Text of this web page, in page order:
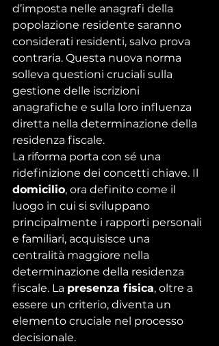
d’imposta nelle anagrafi della
popolazione residente saranno
considerati residenti, salvo prova
contraria. Questa nuova norma
solleva questioni cruciali sulla
gestione delle iscrizioni
anagrafiche e sulla loro influenza
diretta nella determinazione della
residenza fiscale.
La riforma porta con sé una
ridefinizione dei concetti chiave. Il
domicilio, ora definito come il
luogo in cui si sviluppano
principalmente i rapporti personali
e familiari, acquisisce una
centralità maggiore nella
determinazione della residenza
fiscale. La presenza fisica, oltre a
essere un criterio, diventa un
elemento cruciale nel processo
decisionale.